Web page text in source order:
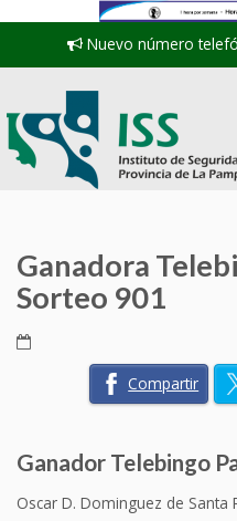
Nuevo número
Ganadora
Sorteo 901
Compartir
Ganador Telebingo
Oscar D. Dominguez de